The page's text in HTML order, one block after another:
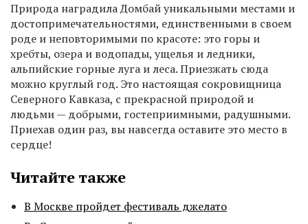
Природа наградила Домбай уникальными местами и
достопримечательностями, единственными в своем
роде и неповторимыми по красоте: это горы и
хребты, озера и водопады, ущелья и ледники,
альпийские горные луга и леса. Приезжать сюда
можно круглый год. Это настоящая сокровищница
Северного Кавказа, с прекрасной природой и
людьми — добрыми, гостеприимными, радушными.
Приехав один раз, вы навсегда оставите это место в
сердце!
Читайте также
В Москве пройдет фестиваль джелато